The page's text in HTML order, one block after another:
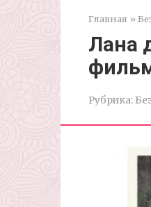
Главная »
Лана
Рубрика: